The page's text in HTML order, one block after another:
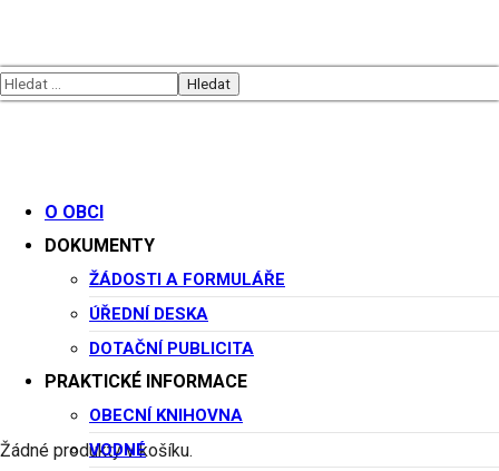
Žádné produkty v košíku.
O OBCI
DOKUMENTY
ŽÁDOSTI A FORMULÁŘE
ÚŘEDNÍ DESKA
DOTAČNÍ PUBLICITA
PRAKTICKÉ INFORMACE
OBECNÍ KNIHOVNA
VODNÉ
Veřejná vyhláška –
sloučené společné jednání
a veřejné projednání
Změny č. 6 ZÚR KHK
Archivy
23. 10. 2025